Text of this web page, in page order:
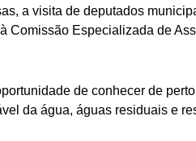
a visita de deputados
Comissão Especializada de
de conhecer de
da água, águas residuais e